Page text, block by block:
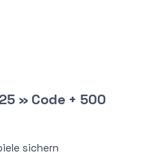
» Code + 500
sichern